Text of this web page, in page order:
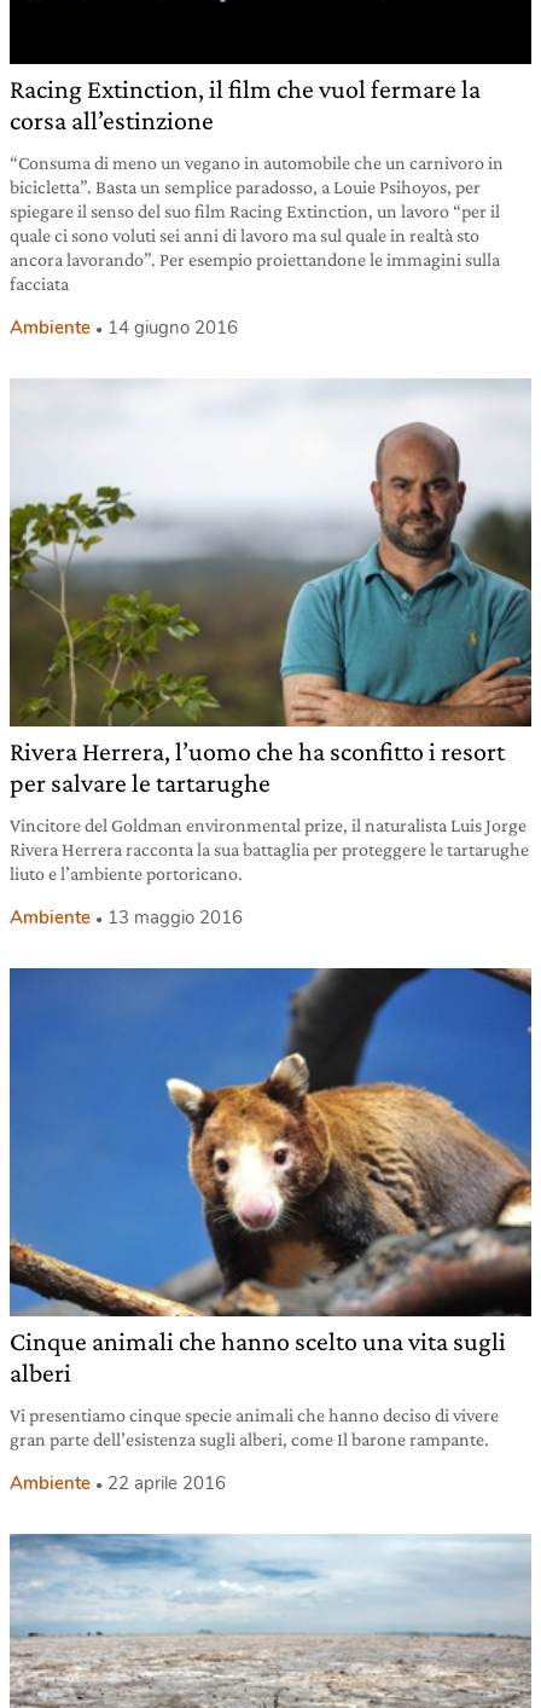
Racing Extinction, il film che vuol fermare la
corsa all’estinzione
“Consuma di meno un vegano in automobile che un carnivoro in
bicicletta”. Basta un semplice paradosso, a Louie Psihoyos, per
spiegare il senso del suo film Racing Extinction, un lavoro “per il
quale ci sono voluti sei anni di lavoro ma sul quale in realtà sto
ancora lavorando”. Per esempio proiettandone le immagini sulla
facciata
Ambiente 14 giugno 2016
Rivera Herrera, l’uomo che ha sconfitto i resort
per salvare le tartarughe
Vincitore del Goldman environmental prize, il naturalista Luis Jorge
Rivera Herrera racconta la sua battaglia per proteggere le tartarughe
liuto e l’ambiente portoricano.
Ambiente 13 maggio 2016
Cinque animali che hanno scelto una vita sugli
alberi
Vi presentiamo cinque specie animali che hanno deciso di vivere
gran parte dell’esistenza sugli alberi, come Il barone rampante.
Ambiente 22 aprile 2016